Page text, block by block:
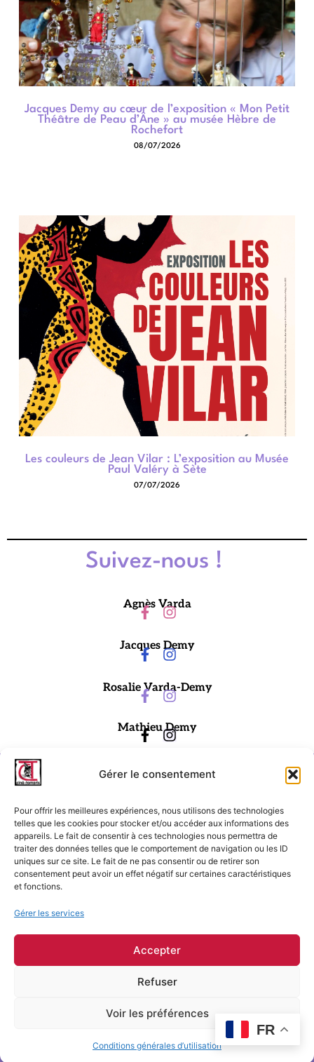
Gérer le consentement
Pour offrir les meilleures expériences, nous utilisons des technologies
telles que les cookies pour stocker et/ou accéder aux informations des
appareils. Le fait de consentir à ces technologies nous permettra de
traiter des données telles que le comportement de navigation ou les ID
uniques sur ce site. Le fait de ne pas consentir ou de retirer son
consentement peut avoir un effet négatif sur certaines caractéristiques
et fonctions.
Gérer les services
Accepter
Refuser
Voir les préférences
Conditions générales d’utilisation
Jacques Demy au cœur de l’exposition « Mon Petit
Théâtre de Peau d’Âne » au musée Hèbre de
Rochefort
08/07/2026
Les couleurs de Jean Vilar : L’exposition au Musée
Paul Valéry à Sète
07/07/2026
Suivez-nous !
Agnès Varda
Jacques Demy
Rosalie Varda-Demy
Mathieu Demy
Ciné-Tamaris
88 rue Daguerre,
Conditions générales d'utilisation
FR